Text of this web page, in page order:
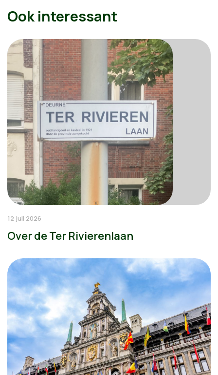
Ook interessant
12 juli 2026
Over de Ter Rivierenlaan